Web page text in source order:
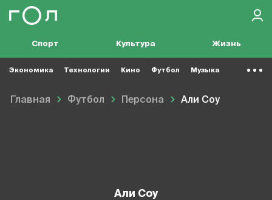
Спорт Культура Жизнь
Экономика Технологии Кино Футбол Музыка
Главная Футбол Персона Али Соу
Али Соу